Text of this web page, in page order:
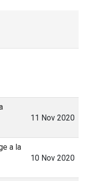
11 Nov 2020
a la
10 Nov 2020